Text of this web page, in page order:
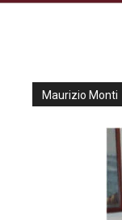
Maurizio Monti